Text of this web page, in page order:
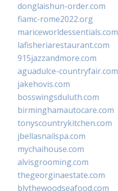
donglaishun-order.com
fiamc-rome2022.org
mariceworldessentials.com
lafisheriarestaurant.com
915jazzandmore.com
aguadulce-countryfair.com
jakehovis.com
bosswingsduluth.com
birminghamautocare.com
tonyscountrykitchen.com
jbellasnailspa.com
mychaihouse.com
alvisgrooming.com
thegeorginaestate.com
blythewoodseafood.com